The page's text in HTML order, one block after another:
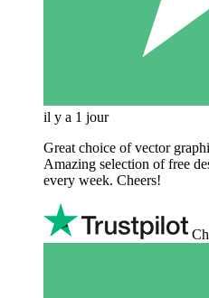
il y a 1 jour
Great choice of vector
Amazing selection of free
every week. Cheers!